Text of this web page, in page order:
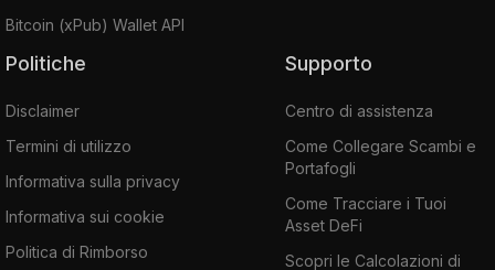
Bitcoin (xPub) Wallet API
Politiche
Disclaimer
Termini di utilizzo
Informativa sulla privacy
Informativa sui cookie
Politica di Rimborso
Supporto
Centro di assistenza
Come Collegare Scambi e
Portafogli
Come Tracciare i Tuoi
Asset DeFi
Scopri le Calcolazioni di